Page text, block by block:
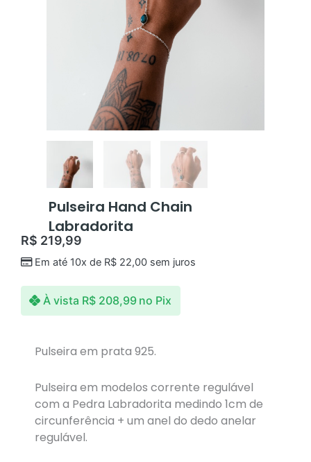
Pulseira Hand Chain
Labradorita
R$ 219,99
Em até 10x de R$22,00sem juros
À vista R$208,99 no Pix
Pulseira em prata 925.
Pulseira em modelos corrente regulável
com a Pedra Labradorita medindo 1cm de
circunferência + um anel do dedo anelar
regulável.